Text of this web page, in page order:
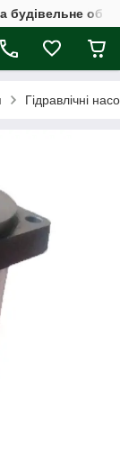
будівельне
Гідравлічні